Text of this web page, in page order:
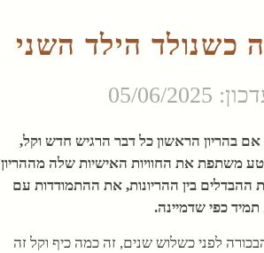
כשנולד הילד השני
06/2025
בהריון הראשון כל דבר הרגיש חדש וקל,
משתפת את החוויות האישיות שלה מההריון
בין ההריונות, את ההתמודדות עם
כפי שדמיינה.
לפני כשלוש שנים, זה כמה כיף וקל זה